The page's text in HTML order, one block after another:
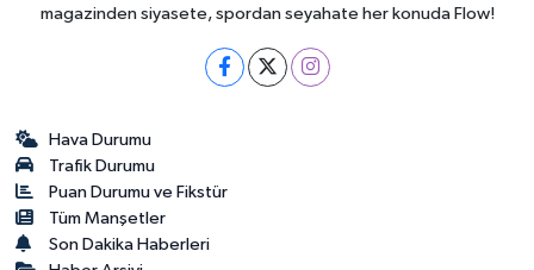
magazinden siyasete, spordan seyahate her konuda Flow!
Hava Durumu
Trafik Durumu
Puan Durumu ve Fikstür
Tüm Manşetler
Son Dakika Haberleri